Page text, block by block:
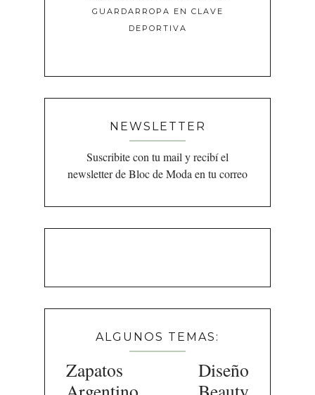
GUARDARROPA EN CLAVE
DEPORTIVA
NEWSLETTER
Suscribite con tu mail y recibí el
newsletter de Bloc de Moda en tu correo
ALGUNOS TEMAS:
Zapatos
Diseño